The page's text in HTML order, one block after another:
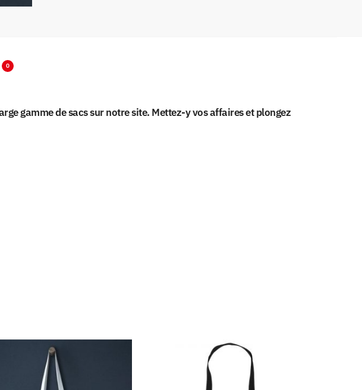
0
gamme de sacs sur notre site. Mettez-y vos affaires et plongez